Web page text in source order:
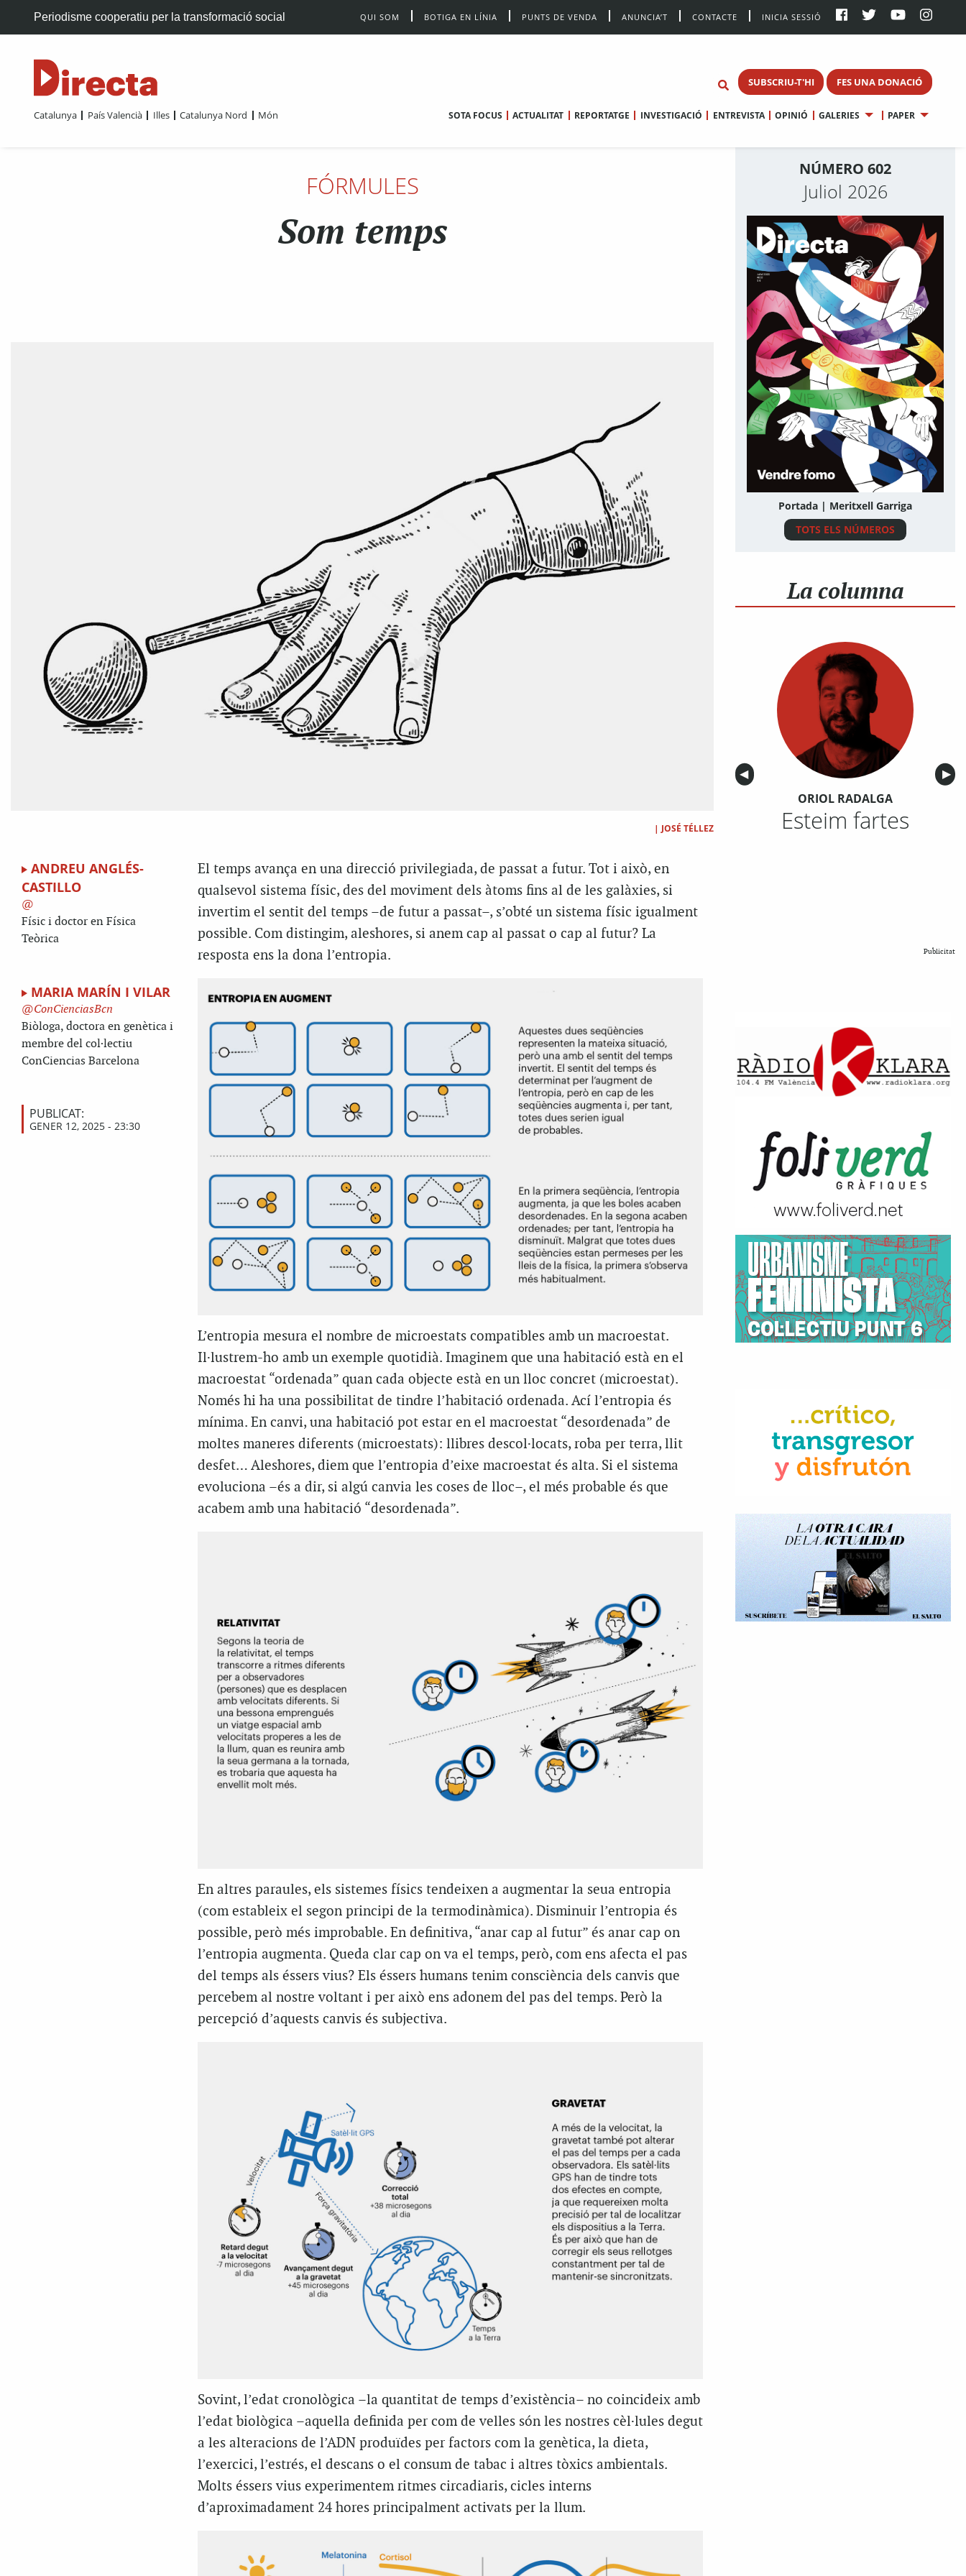
Periodisme cooperatiu per la transformació social QUI SOM BOTIGA EN LÍNIA PUNTS DE VENDA ANUNCIA’T CONTACTE INICIA SESSIÓ
SUBSCRIU-T'HI FES UNA DONACIÓ
Catalunya País Valencià Illes Catalunya Nord Món SOTA FOCUS ACTUALITAT REPORTATGE INVESTIGACIÓ ENTREVISTA OPINIÓ GALERIES PAPER
FÓRMULES
Som temps
| JOSÉ TÉLLEZ
ANDREU ANGLÉS-
CASTILLO
Físic i doctor en Física
Teòrica
MARIA MARÍN I VILAR
ConCienciasBcn
Biòloga, doctora en genètica i
membre del col·lectiu
ConCiencias Barcelona
PUBLICAT:
GENER 12, 2025 - 23:30
El temps avança en una direcció privilegiada, de passat a futur. Tot i això, en
qualsevol sistema físic, des del moviment dels àtoms fins al de les galàxies, si
invertim el sentit del temps –de futur a passat–, s’obté un sistema físic igualment
possible. Com distingim, aleshores, si anem cap al passat o cap al futur? La
resposta ens la dona l’entropia.
L’entropia mesura el nombre de microestats compatibles amb un macroestat.
Il·lustrem-ho amb un exemple quotidià. Imaginem que una habitació està en el
macroestat “ordenada” quan cada objecte està en un lloc concret (microestat).
Només hi ha una possibilitat de tindre l’habitació ordenada. Ací l’entropia és
mínima. En canvi, una habitació pot estar en el macroestat “desordenada” de
moltes maneres diferents (microestats): llibres descol·locats, roba per terra, llit
desfet… Aleshores, diem que l’entropia d’eixe macroestat és alta. Si el sistema
evoluciona –és a dir, si algú canvia les coses de lloc–, el més probable és que
acabem amb una habitació “desordenada”.
En altres paraules, els sistemes físics tendeixen a augmentar la seua entropia
(com estableix el segon principi de la termodinàmica). Disminuir l’entropia és
possible, però més improbable. En definitiva, “anar cap al futur” és anar cap on
l’entropia augmenta. Queda clar cap on va el temps, però, com ens afecta el pas
del temps als éssers vius? Els éssers humans tenim consciència dels canvis que
percebem al nostre voltant i per això ens adonem del pas del temps. Però la
percepció d’aquests canvis és subjectiva.
Sovint, l’edat cronològica –la quantitat de temps d’existència– no coincideix amb
l’edat biològica –aquella definida per com de velles són les nostres cèl·lules degut
a les alteracions de l’ADN produïdes per factors com la genètica, la dieta,
l’exercici, l’estrés, el descans o el consum de tabac i altres tòxics ambientals.
Molts éssers vius experimentem ritmes circadiaris, cicles interns
d’aproximadament 24 hores principalment activats per la llum.
NÚMERO 602
Juliol 2026
Portada | Meritxell Garriga
TOTS ELS NÚMEROS
La columna
Anterior
◀︎ ▶︎
ORIOL RADALGA
Esteim fartes
Publicitat